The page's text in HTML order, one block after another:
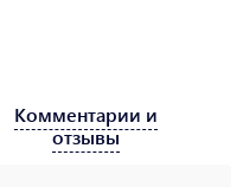
Комментарии и
отзывы